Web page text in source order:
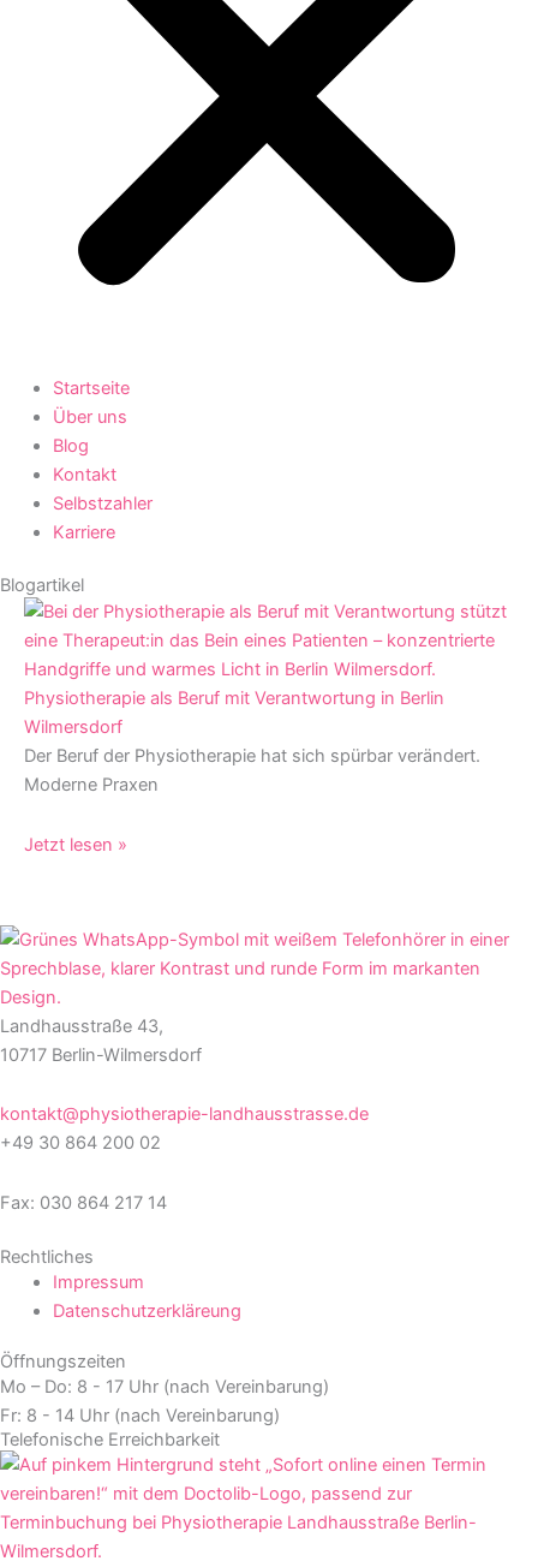
Startseite
Über uns
Blog
Kontakt
Selbstzahler
Karriere
Blogartikel
Physiotherapie als Beruf mit Verantwortung in Berlin
Wilmersdorf
Der Beruf der Physiotherapie hat sich spürbar verändert.
Moderne Praxen
Jetzt lesen »
Landhausstraße 43,
10717 Berlin-Wilmersdorf
kontakt@physiotherapie-landhausstrasse.de
+49 30 864 200 02
Fax: 030 864 217 14
Rechtliches
Impressum
Datenschutzerkläreung
Öffnungszeiten
Mo – Do: 8 - 17 Uhr (nach Vereinbarung)
Fr: 8 - 14 Uhr (nach Vereinbarung)
Telefonische Erreichbarkeit